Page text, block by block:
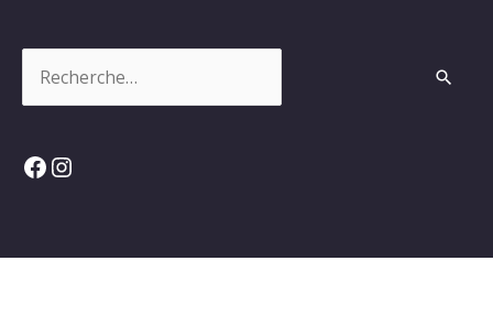
Facebook
Instagram